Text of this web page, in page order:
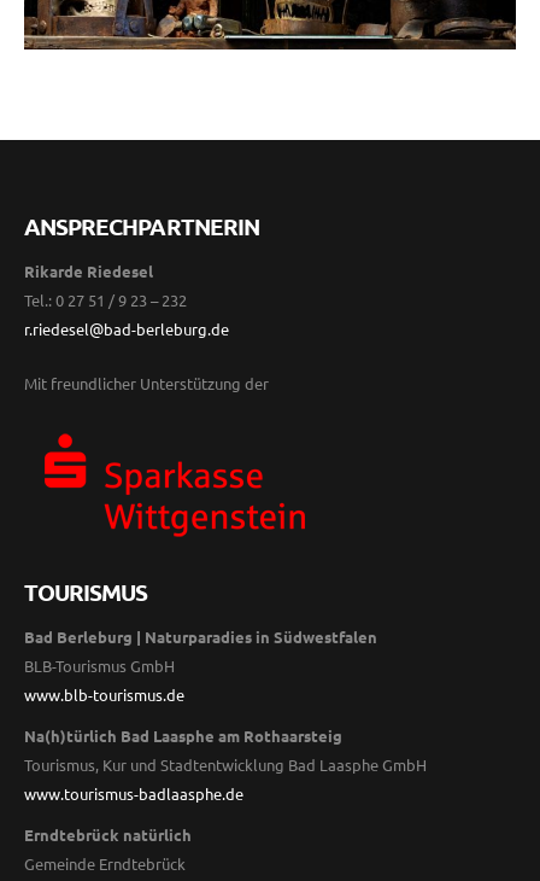
ANSPRECHPARTNERIN
Rikarde Riedesel
Tel.: 0 27 51 / 9 23 – 232
r.riedesel@bad-berleburg.de
Mit freundlicher Unterstützung der
TOURISMUS
Bad Berleburg | Naturparadies in Südwestfalen
BLB-Tourismus GmbH
www.blb-tourismus.de
Na(h)türlich Bad Laasphe am Rothaarsteig
Tourismus, Kur und Stadtentwicklung Bad Laasphe GmbH
www.tourismus-badlaasphe.de
Erndtebrück natürlich
Gemeinde Erndtebrück